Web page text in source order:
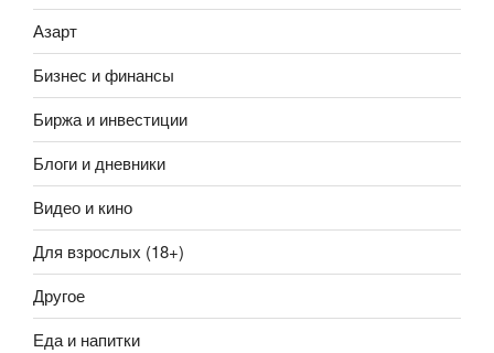
Азарт
Бизнес и финансы
Биржа и инвестиции
Блоги и дневники
Видео и кино
Для взрослых (18+)
Другое
Еда и напитки